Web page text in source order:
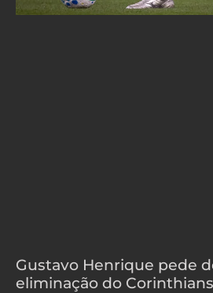
Gustavo Henrique pede
eliminação do Corinthians